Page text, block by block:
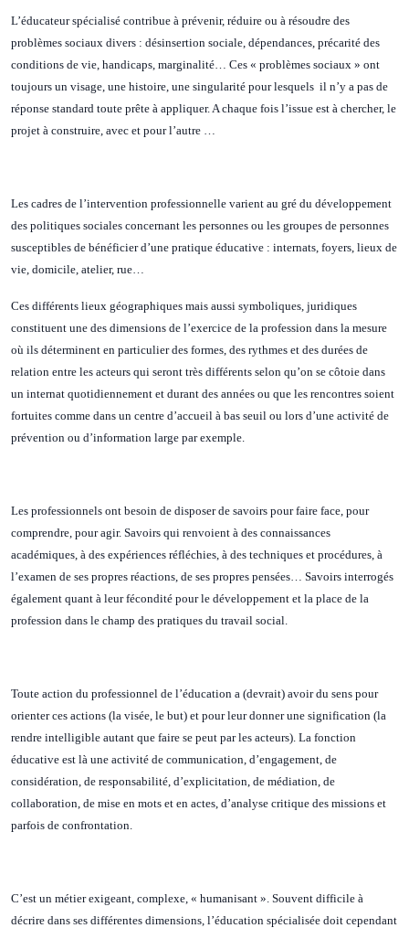
L’éducateur spécialisé contribue à prévenir, réduire ou à résoudre des
problèmes sociaux divers : désinsertion sociale, dépendances, précarité des
conditions de vie, handicaps, marginalité… Ces « problèmes sociaux » ont
toujours un visage, une histoire, une singularité pour lesquels il n’y a pas de
réponse standard toute prête à appliquer. A chaque fois l’issue est à chercher, le
projet à construire, avec et pour l’autre …
Les cadres de l’intervention professionnelle varient au gré du développement
des politiques sociales concernant les personnes ou les groupes de personnes
susceptibles de bénéficier d’une pratique éducative : internats, foyers, lieux de
vie, domicile, atelier, rue…
Ces différents lieux géographiques mais aussi symboliques, juridiques
constituent une des dimensions de l’exercice de la profession dans la mesure
où ils déterminent en particulier des formes, des rythmes et des durées de
relation entre les acteurs qui seront très différents selon qu’on se côtoie dans
un internat quotidiennement et durant des années ou que les rencontres soient
fortuites comme dans un centre d’accueil à bas seuil ou lors d’une activité de
prévention ou d’information large par exemple.
Les professionnels ont besoin de disposer de savoirs pour faire face, pour
comprendre, pour agir. Savoirs qui renvoient à des connaissances
académiques, à des expériences réfléchies, à des techniques et procédures, à
l’examen de ses propres réactions, de ses propres pensées… Savoirs interrogés
également quant à leur fécondité pour le développement et la place de la
profession dans le champ des pratiques du travail social.
Toute action du professionnel de l’éducation a (devrait) avoir du sens pour
orienter ces actions (la visée, le but) et pour leur donner une signification (la
rendre intelligible autant que faire se peut par les acteurs). La fonction
éducative est là une activité de communication, d’engagement, de
considération, de responsabilité, d’explicitation, de médiation, de
collaboration, de mise en mots et en actes, d’analyse critique des missions et
parfois de confrontation.
C’est un métier exigeant, complexe, « humanisant ». Souvent difficile à
décrire dans ses différentes dimensions, l’éducation spécialisée doit cependant